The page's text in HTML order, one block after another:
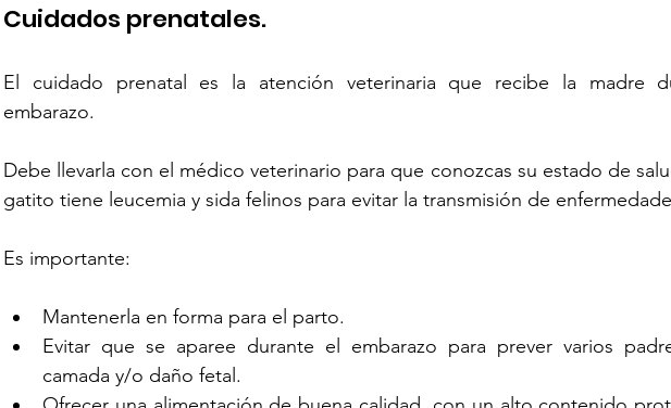
Cuidados prenatales.
El cuidado prenatal es la atención veterinaria que recibe la madre
embarazo.
Debe llevarla con el médico veterinario para que conozcas su estado de
gatito tiene leucemia y sida felinos para evitar la transmisión de
Es importante:
Mantenerla en forma para el parto.
Evitar que se aparee durante el embarazo para prever varios
camada y/o daño fetal.